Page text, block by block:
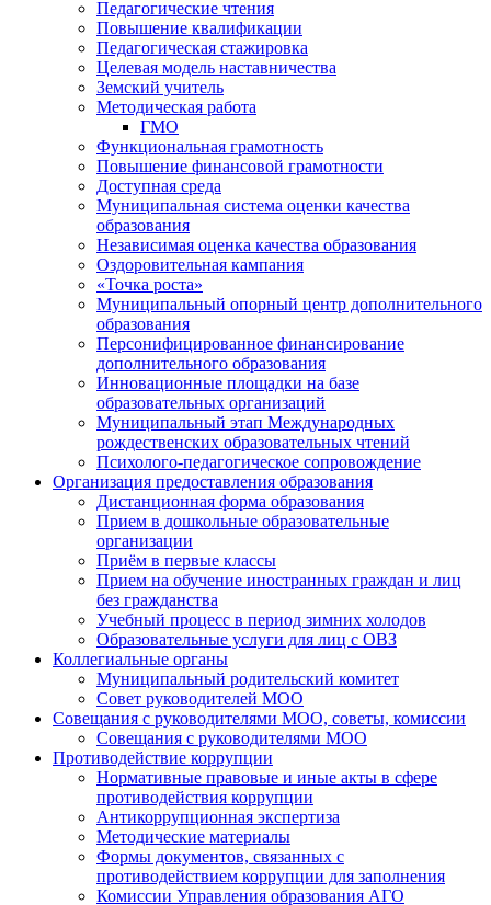
Педагогические чтения
Повышение квалификации
Педагогическая стажировка
Целевая модель наставничества
Земский учитель
Методическая работа
ГМО
Функциональная грамотность
Повышение финансовой грамотности
Доступная среда
Муниципальная система оценки качества
образования
Независимая оценка качества образования
Оздоровительная кампания
«Точка роста»
Муниципальный опорный центр дополнительного
образования
Персонифицированное финансирование
дополнительного образования
Инновационные площадки на базе
образовательных организаций
Муниципальный этап Международных
рождественских образовательных чтений
Психолого-педагогическое сопровождение
Организация предоставления образования
Дистанционная форма образования
Прием в дошкольные образовательные
организации
Приём в первые классы
Прием на обучение иностранных граждан и лиц
без гражданства
Учебный процесс в период зимних холодов
Образовательные услуги для лиц с ОВЗ
Коллегиальные органы
Муниципальный родительский комитет
Совет руководителей МОО
Совещания с руководителями МОО, советы, комиссии
Совещания с руководителями МОО
Противодействие коррупции
Нормативные правовые и иные акты в сфере
противодействия коррупции
Антикоррупционная экспертиза
Методические материалы
Формы документов, связанных с
противодействием коррупции для заполнения
Комиссии Управления образования АГО